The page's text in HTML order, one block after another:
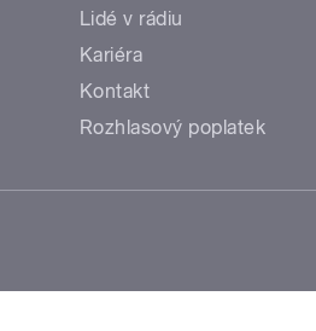
Lidé v rádiu
Kariéra
Kontakt
Rozhlasový poplatek